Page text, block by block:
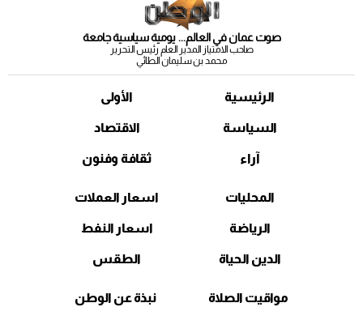
صوت عمان في العالم... يومية سياسية جامعة
صاحب الامتياز المدير العام رئيس التحرير
محمد بن سليمان الطائي
الرئيسية
السياسة
آراء
الأولى
الاقتصاد
ثقافة وفنون
المحليات
الرياضة
الدين الحياة
اسعار العملات
اسعار النفط
الطقس
مواقيت الصلاة نبذة عن الوطن